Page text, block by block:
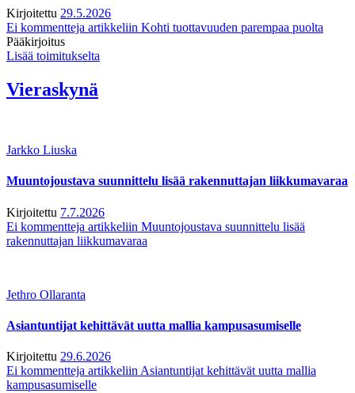
Kirjoitettu 29.5.2026
Ei kommentteja artikkeliin Kohti tuottavuuden parempaa puolta
Pääkirjoitus
Lisää toimitukselta
Vieraskynä
Jarkko Liuska
Muuntojoustava suunnittelu lisää rakennuttajan liikkumavaraa
Kirjoitettu 7.7.2026
Ei kommentteja artikkeliin Muuntojoustava suunnittelu lisää
rakennuttajan liikkumavaraa
Jethro Ollaranta
Asiantuntijat kehittävät uutta mallia kampusasumiselle
Kirjoitettu 29.6.2026
Ei kommentteja artikkeliin Asiantuntijat kehittävät uutta mallia
kampusasumiselle